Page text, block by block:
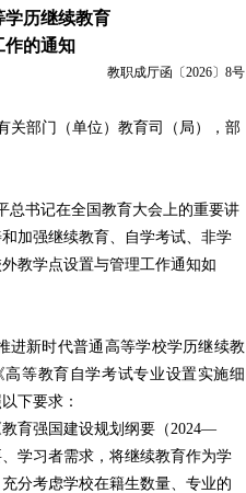
学历继续教育
作的通知
教职成厅函〔2026〕 8号
部门（单位）教育司（局）
，部
总书记在全国教育大会上的重要讲
加强继续教育、自学考试、非学
教学点设置与管理工作通知如
进新时代普通高等学校学历继续教
等教育自学考试专业设置实施细
下要求：
育强国建设规划纲要（2024—
学习者需求，将继续教育作为学
分考虑学校在籍生数量、专业的